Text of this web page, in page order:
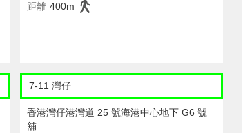
距離 400m
7-11 灣仔
香港灣仔港灣道 25 號海港中心地下 G6 號
舖